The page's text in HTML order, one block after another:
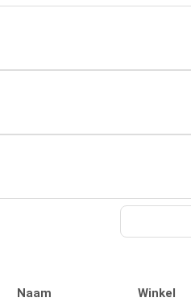
Naam Winkel